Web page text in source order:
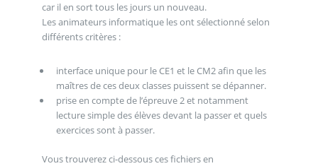
car il en sort tous les jours un nouveau.
Les animateurs informatique les ont sélectionné selon
différents critères :
interface unique pour le CE1 et le CM2 afin que les
maîtres de ces deux classes puissent se dépanner.
prise en compte de l’épreuve 2 et notamment
lecture simple des élèves devant la passer et quels
exercices sont à passer.
Vous trouverez ci-dessous ces fichiers en